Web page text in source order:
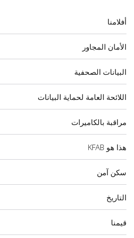
أفلامنا
الأمان المجاور
البيانات الصحفية
اللائحة العامة لحماية البيانات
مراقبة بالكاميرات
هذا هو KFAB
سكن آمن
التاريخ
قيمنا